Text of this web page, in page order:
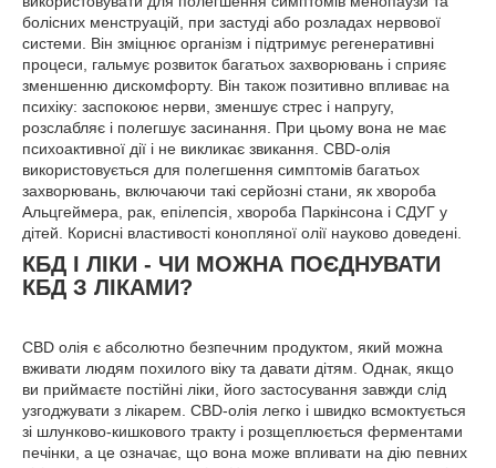
болісних менструацій, при застуді або розладах нервової
системи. Він зміцнює організм і підтримує регенеративні
процеси, гальмує розвиток багатьох захворювань і сприяє
зменшенню дискомфорту. Він також позитивно впливає на
психіку: заспокоює нерви, зменшує стрес і напругу,
розслабляє і полегшує засинання. При цьому вона не має
психоактивної дії і не викликає звикання. CBD-олія
використовується для полегшення симптомів багатьох
захворювань, включаючи такі серйозні стани, як хвороба
Альцгеймера, рак, епілепсія, хвороба Паркінсона і СДУГ у
дітей. Корисні властивості конопляної олії науково доведені.
КБД І ЛІКИ - ЧИ МОЖНА ПОЄДНУВАТИ
КБД З ЛІКАМИ?
CBD олія є абсолютно безпечним продуктом, який можна
вживати людям похилого віку та давати дітям. Однак, якщо
ви приймаєте постійні ліки, його застосування завжди слід
узгоджувати з лікарем. CBD-олія легко і швидко всмоктується
зі шлунково-кишкового тракту і розщеплюється ферментами
печінки, а це означає, що вона може впливати на дію певних